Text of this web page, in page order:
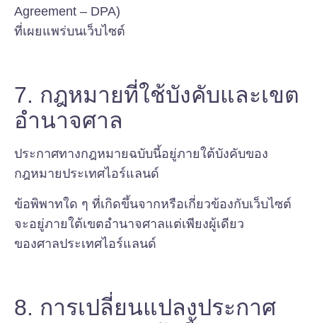
Agreement – DPA)
ที่เผยแพร่บนเว็บไซต์
7. กฎหมายที่ใช้บังคับและเขต
อำนาจศาล
ประกาศทางกฎหมายฉบับนี้อยู่ภายใต้บังคับของ
กฎหมายประเทศไอร์แลนด์
ข้อพิพาทใด ๆ ที่เกิดขึ้นจากหรือเกี่ยวข้องกับเว็บไซต์
จะอยู่ภายใต้เขตอำนาจศาลแต่เพียงผู้เดียว
ของศาลประเทศไอร์แลนด์
8. การเปลี่ยนแปลงประกาศ